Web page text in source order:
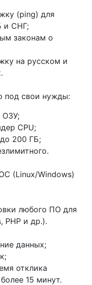
(ping) для
и СНГ;
законам о
на русском и
под свои нужды:
ОЗУ;
CPU;
до 200 ГБ;
(Linux/Windows)
любого ПО для
PHP и др.).
данных;
отклика
15 минут.